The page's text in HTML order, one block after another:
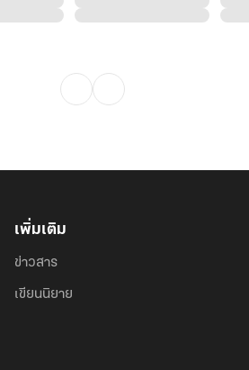
เพิ่มเติม
ข่าวสาร
เขียนนิยาย